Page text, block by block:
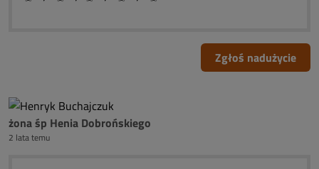
Zgłoś nadużycie
żona śp Henia Dobrońskiego
2 lata temu